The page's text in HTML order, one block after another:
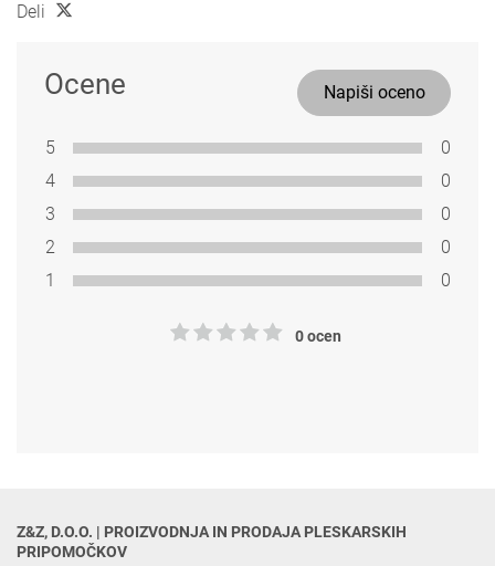
Deli
Ocene Napiši oceno
5
0
4
0
3
0
2
0
1
0
0 ocen
Z&Z, D.O.O. | PROIZVODNJA IN PRODAJA PLESKARSKIH
PRIPOMOČKOV